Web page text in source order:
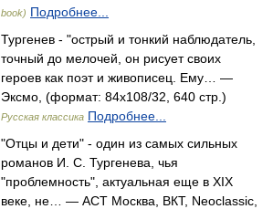
book) Подробнее...
Тургенев - "острый и тонкий наблюдатель,
точный до мелочей, он рисует своих
героев как поэт и живописец. Ему… —
Эксмо, (формат: 84x108/32, 640 стр.)
Русская классика Подробнее...
"Отцы и дети" - один из самых сильных
романов И. С. Тургенева, чья
"проблемность", актуальная еще в XIX
веке, не… — АСТ Москва, ВКТ, Neoclassic,